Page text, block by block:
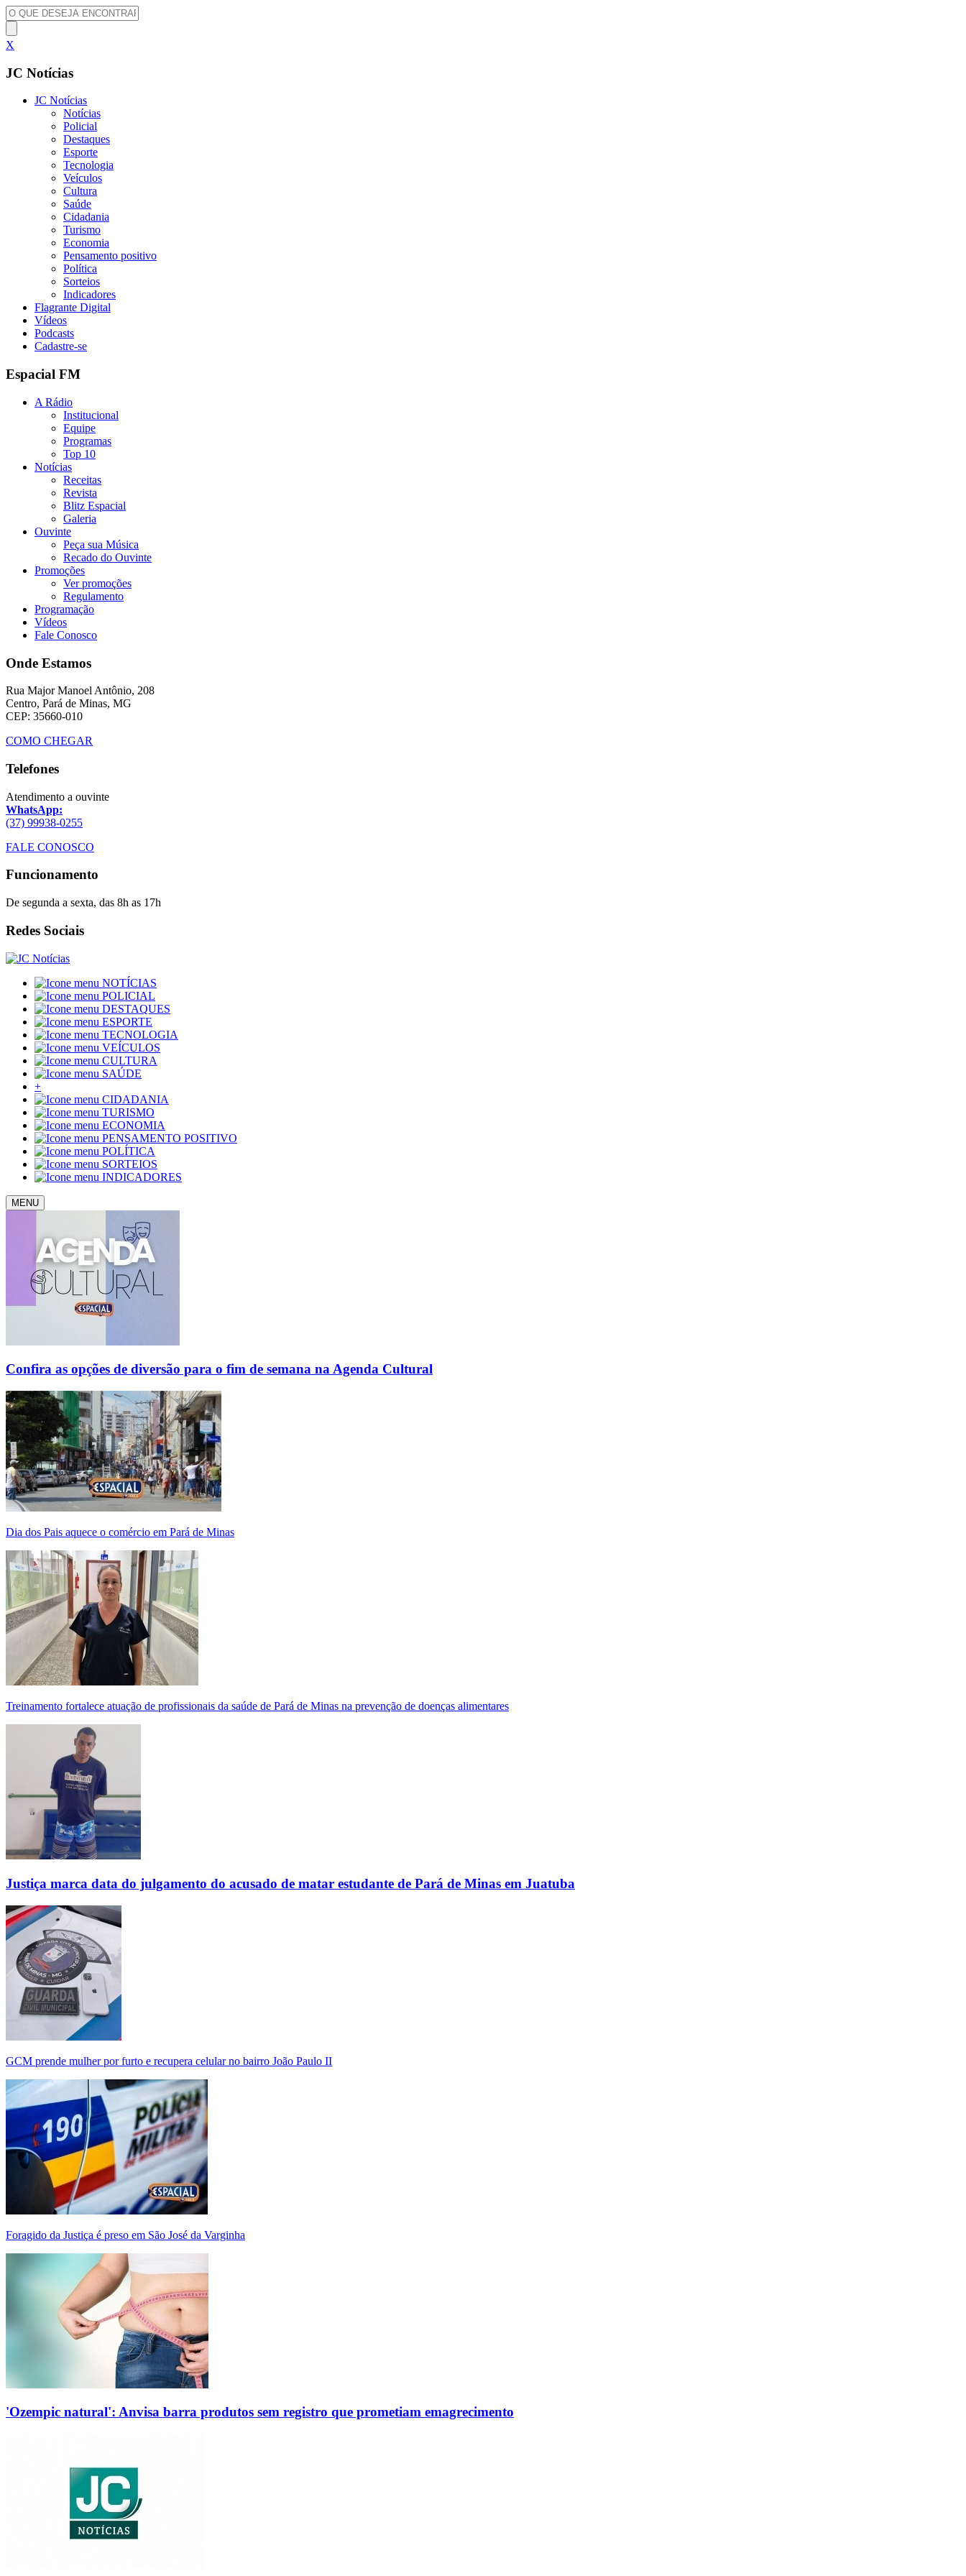
X
JC Notícias
JC Notícias
Notícias
Policial
Destaques
Esporte
Tecnologia
Veículos
Cultura
Saúde
Cidadania
Turismo
Economia
Pensamento positivo
Política
Sorteios
Indicadores
Flagrante Digital
Vídeos
Podcasts
Cadastre-se
Espacial FM
A Rádio
Institucional
Equipe
Programas
Top 10
Notícias
Receitas
Revista
Blitz Espacial
Galeria
Ouvinte
Peça sua Música
Recado do Ouvinte
Promoções
Ver promoções
Regulamento
Programação
Vídeos
Fale Conosco
Onde Estamos
Rua Major Manoel Antônio, 208
Centro, Pará de Minas, MG
CEP: 35660-010
COMO CHEGAR
Telefones
Atendimento a ouvinte
WhatsApp:
(37) 99938-0255
FALE CONOSCO
Funcionamento
De segunda a sexta, das 8h as 17h
Redes Sociais
NOTÍCIAS
POLICIAL
DESTAQUES
ESPORTE
TECNOLOGIA
VEÍCULOS
CULTURA
SAÚDE
+
CIDADANIA
TURISMO
ECONOMIA
PENSAMENTO POSITIVO
POLÍTICA
SORTEIOS
INDICADORES
MENU
Confira as opções de diversão para o fim de semana na Agenda Cultural
Dia dos Pais aquece o comércio em Pará de Minas
Treinamento fortalece atuação de profissionais da saúde de Pará de Minas na prevenção de doenças alimentares
Justiça marca data do julgamento do acusado de matar estudante de Pará de Minas em Juatuba
GCM prende mulher por furto e recupera celular no bairro João Paulo II
Foragido da Justiça é preso em São José da Varginha
'Ozempic natural': Anvisa barra produtos sem registro que prometiam emagrecimento